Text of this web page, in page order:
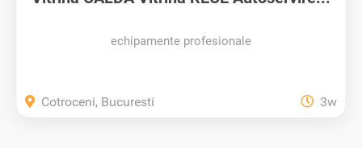
echipamente profesionale
Cotroceni, Bucuresti 3w